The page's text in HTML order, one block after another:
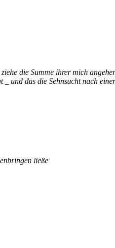
die Summe ihrer mich
und das die Sehnsucht nach
ließe